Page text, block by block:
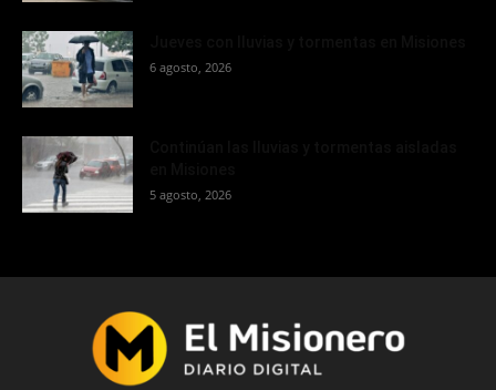
6 agosto, 2026
5 agosto, 2026